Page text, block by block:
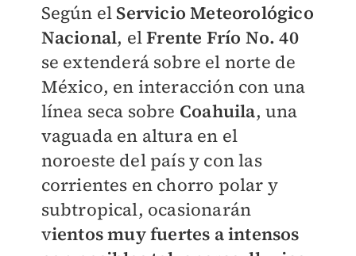
Según el Servicio Meteorológico
Nacional, elFrente Frío No. 40
se extenderá sobre el norte de
México, en interacción con una
línea seca sobre Coahuila, una
vaguada en altura en el
noroeste del país y con las
corrientes en chorro polar y
subtropical, ocasionarán
vientos muy fuertes a intensos